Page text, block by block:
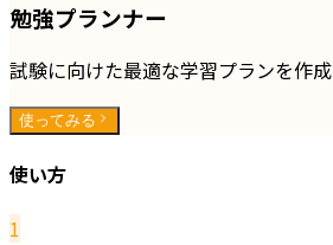
勉強プランナー
試験に向けた最適な学習プランを作成
使ってみる
使い方
1